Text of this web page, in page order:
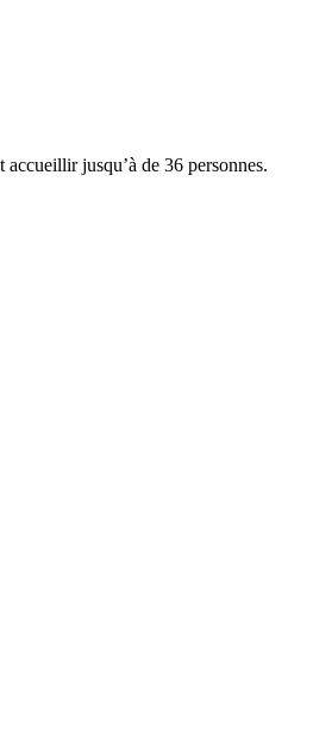
jusqu’à de 36 personnes.